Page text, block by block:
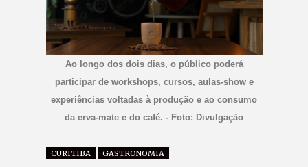
Ao longo dos dois dias, o público poderá
participar de workshops, cursos, aulas-show e
experiências voltadas à produção e ao consumo
da erva-mate e do café. - Foto: Divulgação
CURITIBA GASTRONOMIA